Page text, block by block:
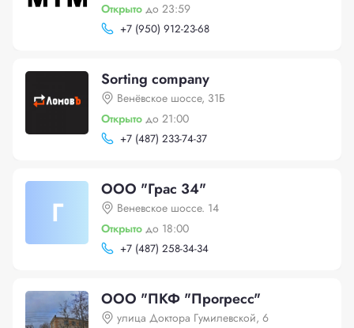
Открыто до 23:59
+7 (950) 912-23-68
Sorting company
Венёвское шоссе, 31Б
Открыто до 21:00
+7 (487) 233-74-37
Г
ООО "Грас 34"
Веневское шоссе. 14
Открыто до 18:00
+7 (487) 258-34-34
ООО "ПКФ "Прогресс"
улица Доктора Гумилевской, 6